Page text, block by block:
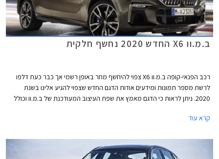
ב.מ.וו X6 החדש 2020 נחשף חלקית
רכב הפנאי-קופה ב.מ.וו X6 צפוי להיחשף מחר באופן רשמי אך כבר כעת דלפו
לרשת מספר תמונות ומידעים אודות הדגם החדש שצפוי להגיע אלינו בשנת
2020. ניתן לראות כי הדגם מאמץ את שפת העיצוב המעודכנת של ב.מ.וו וכולל
לזהות גופי תאורה צרים המעצימים את אפקט הרוחב ומעליהם ספוילר אחורי
הגלגלים ובכתפיים.
קרא עוד